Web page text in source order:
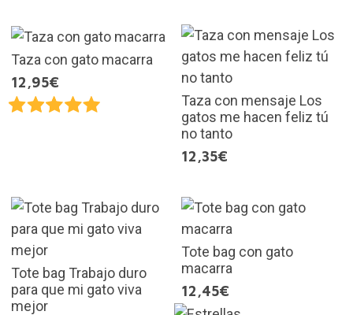
Taza con gato macarra
12,95€
Taza con mensaje Los
gatos me hacen feliz tú
no tanto
12,35€
Tote bag Trabajo duro
para que mi gato viva
mejor
Tote bag con gato
macarra
12,45€